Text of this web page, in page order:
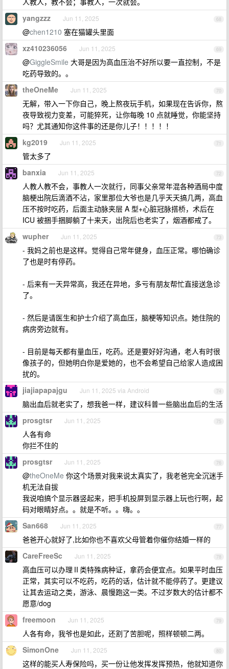
68
yangzzz Jun 11, 2025
@chen1210 塞在猫罐头里面
69
xz410236056 Jun 11, 2025
@GiggleSmile 大哥是因为高血压治不好所以要一直控制，不是
吃药导致的。。
70
theOneMe Jun 11, 2025
无解，带入一下你自己，晚上熬夜玩手机，如果现在告诉你，熬
夜导致视力变差，可能猝死，让你每晚 10 点就睡觉，你能坚持
吗？尤其通知你这件事的还是你儿子！！！！！
71
kg2019 Jun 11, 2025
管太多了
72
banxia Jun 11, 2025
人教人教不会，事教人一次就行，同事父亲常年混各种酒局中度
脑梗出院后滴酒不沾，家里那位大爷也是几乎天天搞几两，高血
压不按时吃药，后面主动脉夹层 A 型+心脏冠脉搭桥，术后在
ICU 被捆手捆脚躺了十来天，出院后也老实了，烟酒都戒了。
73
wupher Jun 11, 2025
- 我妈之前也是这样。觉得自己常年健身，血压正常。哪怕确诊
了也是时有停药。
- 后来有一天异常高，我还在异地，多亏有朋友帮忙直接送急诊
了。
- 然后是请医生和护士介绍了高血压，脑梗等知识点。她住院的
病房旁边就有。
- 目前是每天都有量血压，吃药。还是要好好沟通，老人有时很
像孩子的，但她明白你是爱她的，也不会希望自己给家人造成困
扰的。
74
jiajiapapajgu Jun 11, 2025 via Android
脑出血后就老实了，想我爸一样，建议科普一些脑出血后的生活
75
prosgtsr Jun 11, 2025
人各有命
你拦不住的
76
prosgtsr Jun 11, 2025
@theOneMe 你这个场景对我来说太真实了，我老爸完全沉迷手
机无法自拔
我说咱搞个显示器竖起来，把手机投屏到显示器上玩也行啊，起
码对眼睛好点。。就是不听。。嗨。。
77
San668 Jun 11, 2025
爸爸开心就好了,比如你也不喜欢父母管着你催你结婚一样的
78
CareFreeSc Jun 11, 2025
高血压可以办理Ⅱ类特殊病种证，拿药会便宜点。如果平时血压
正常，其实可以不吃药，吃药的话，估计就不能停药了。更建议
让其去运动之类，游泳、晨慢跑这一类。不过岁数大的估计都不
愿意/dog
79
freemoon Jun 11, 2025
人各有命，我爷也是如此，还割了苦胆呢，照样顿顿二两。
80
SimonOne Jun 11, 2025
这样的能买人寿保险吗，买一份让他发挥发挥预热，他就知道你